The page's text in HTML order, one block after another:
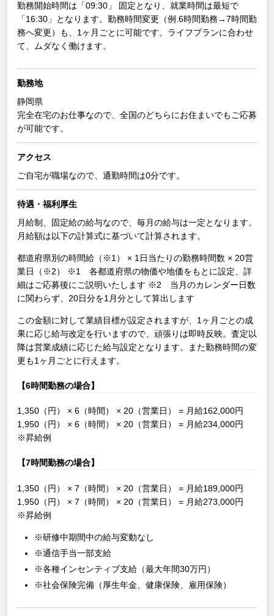
勤務開始時間は「09:30」 固定となり、就業時間は最短で
「16:30」となります。勤務時間変更（例.6時間勤務→7時間勤
務へ変更）も、1ヶ月ごとに可能です。ライフプランに合わせ
て、ムダなく働けます。
勤務地
静岡県
完全在宅のお仕事なので、全国のどちらにお住まいでもご応募
が可能です。
アクセス
ご自宅が職場なので、通勤時間は0分です。
待遇・福利厚生
月給制、固定給の給与なので、毎月の給与は一定となります。
月給額は以下の計算式に基づいて計算されます。
都道府県別の時間給（※1） × 1日当たりの勤務時間数 × 20営
業日（※2）
※1 各都道府県の物価や地価をもとに設定、詳
細はご応募後にご説明いたします ※2 当月のカレンダー日数
に関わらず、20日分を1月分として算出します
この金額に対して業績目標が設定されますが、1ヶ月ごとの成
果に応じ給与改定を行いますので、頑張りは即時反映。査定以
降は営業成績に応じた給与設定となります。また勤務時間の変
更も1ヶ月ごとに行えます。
【6時間勤務の場合】
1,350（円） × 6（時間） × 20（営業日） = 月給162,000円
1,950（円） × 6（時間） × 20（営業日） = 月給234,000円
※昇給例
【7時間勤務の場合】
1,350（円） × 7（時間） × 20（営業日） = 月給189,000円
1,950（円） × 7（時間） × 20（営業日） = 月給273,000円
※昇給例
※研修中期間中の給与変動なし
※通信手当一部支給
※各種インセンティブ支給（最大年間30万円）
※社会保険完備（厚生年金、健康保険、雇用保険）